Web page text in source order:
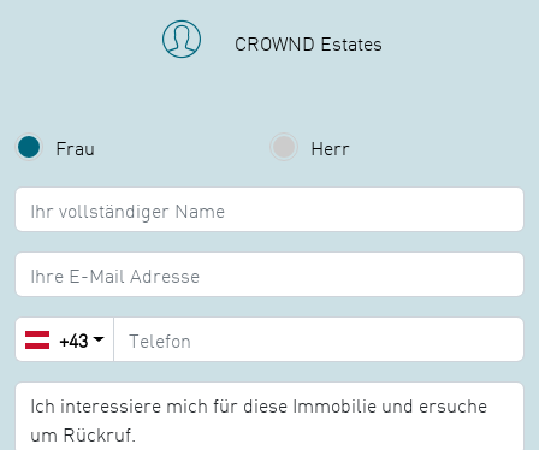
CROWND Estates
Frau
Herr
Name:
E-Mail:
+43
Nachricht: